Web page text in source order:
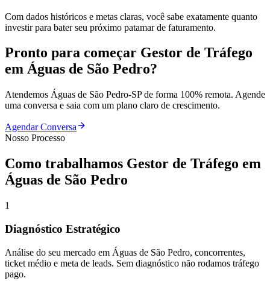
Com dados históricos e metas claras, você sabe exatamente quanto
investir para bater seu próximo patamar de faturamento.
Pronto para começar Gestor de Tráfego
em Águas de São Pedro?
Atendemos Águas de São Pedro-SPde forma 100% remota. Agende
uma conversa e saia com um plano claro de crescimento.
Agendar Conversa
Nosso Processo
Como trabalhamos Gestor de Tráfego em
Águas de São Pedro
1
Diagnóstico Estratégico
Análise do seu mercado em Águas de São Pedro, concorrentes,
ticket médio e meta de leads. Sem diagnóstico não rodamos tráfego
pago.